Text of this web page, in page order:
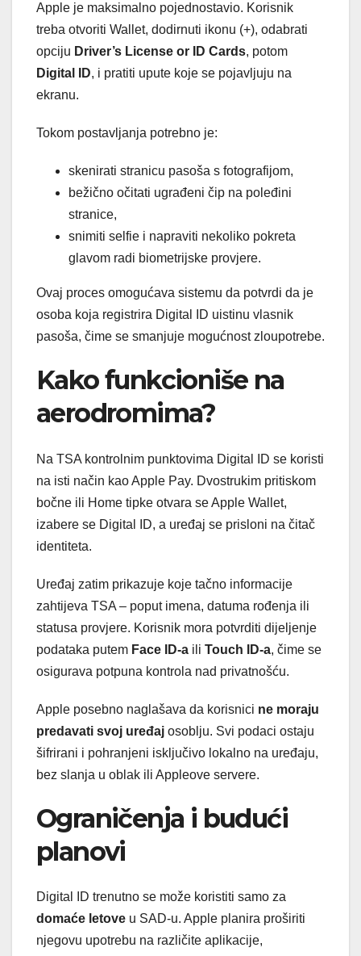
Apple je maksimalno pojednostavio. Korisnik
treba otvoriti Wallet, dodirnuti ikonu (+), odabrati
opciju Driver’s License or ID Cards, potom
Digital ID, i pratiti upute koje se pojavljuju na
ekranu.
Tokom postavljanja potrebno je:
skenirati stranicu pasoša s fotografijom,
bežično očitati ugrađeni čip na poleđini
stranice,
snimiti selfie i napraviti nekoliko pokreta
glavom radi biometrijske provjere.
Ovaj proces omogućava sistemu da potvrdi da je
osoba koja registrira Digital ID uistinu vlasnik
pasoša, čime se smanjuje mogućnost zloupotrebe.
Kako funkcioniše na
aerodromima?
Na TSA kontrolnim punktovima Digital ID se koristi
na isti način kao Apple Pay. Dvostrukim pritiskom
bočne ili Home tipke otvara se Apple Wallet,
izabere se Digital ID, a uređaj se prisloni na čitač
identiteta.
Uređaj zatim prikazuje koje tačno informacije
zahtijeva TSA – poput imena, datuma rođenja ili
statusa provjere. Korisnik mora potvrditi dijeljenje
podataka putem Face ID-a ili Touch ID-a, čime se
osigurava potpuna kontrola nad privatnošću.
Apple posebno naglašava da korisnici ne moraju
predavati svoj uređaj osoblju. Svi podaci ostaju
šifrirani i pohranjeni isključivo lokalno na uređaju,
bez slanja u oblak ili Appleove servere.
Ograničenja i budući
planovi
Digital ID trenutno se može koristiti samo za
domaće letove u SAD-u. Apple planira proširiti
njegovu upotrebu na različite aplikacije,